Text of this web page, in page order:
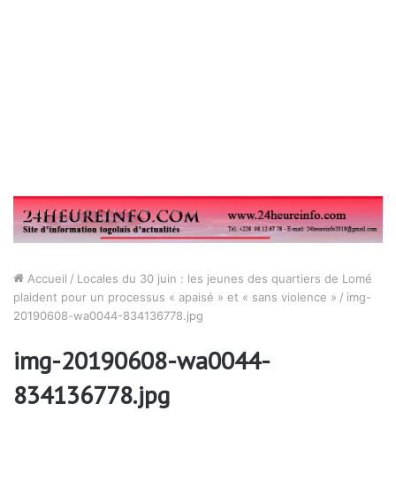
Accueil / Locales du 30 juin : les jeunes des quartiers de Lomé
plaident pour un processus « apaisé » et « sans violence » / img-
20190608-wa0044-834136778.jpg
img-20190608-wa0044-
834136778.jpg